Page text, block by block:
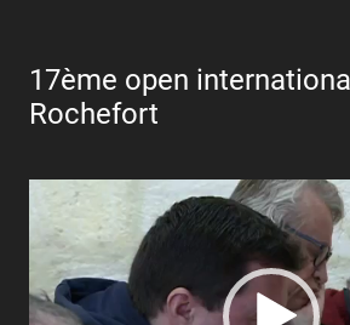
17ème open
Rochefort
Lecteur